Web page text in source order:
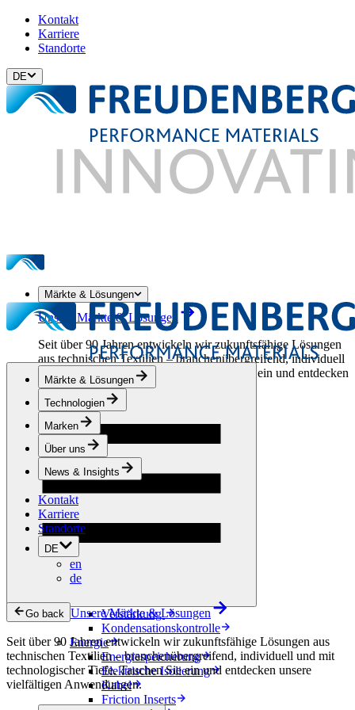
Kontakt
Karriere
Standorte
DE
Märkte & Lösungen
Unsere Märkte & Lösungen
Seit über 90 Jahren entwickeln wir zukunftsfähige Lösungen
aus technischen Textilien – branchenübergreifend, individuell
und mit technologischer Tiefe. Tauchen Sie ein und entdecken
unsere vielfältigen Anwendungen.
Bekleidung & Schuhe
Mode
Sportbekleidung
Schuhe
Hobbyschneiderei
Bauwesen
Entwässerung
Verstärkung
Kondensationskontrolle
Energie
Energiespeicherung
Elektrische Isolierung
Kabel
Friction Inserts
Märkte & Lösungen
Technologien
Marken
Über uns
News & Insights
Kontakt
Karriere
Standorte
DE
en
de
Go back Unsere Märkte & Lösungen
Seit über 90 Jahren entwickeln wir zukunftsfähige Lösungen aus
technischen Textilien – branchenübergreifend, individuell und mit
technologischer Tiefe. Tauchen Sie ein und entdecken unsere
vielfältigen Anwendungen.